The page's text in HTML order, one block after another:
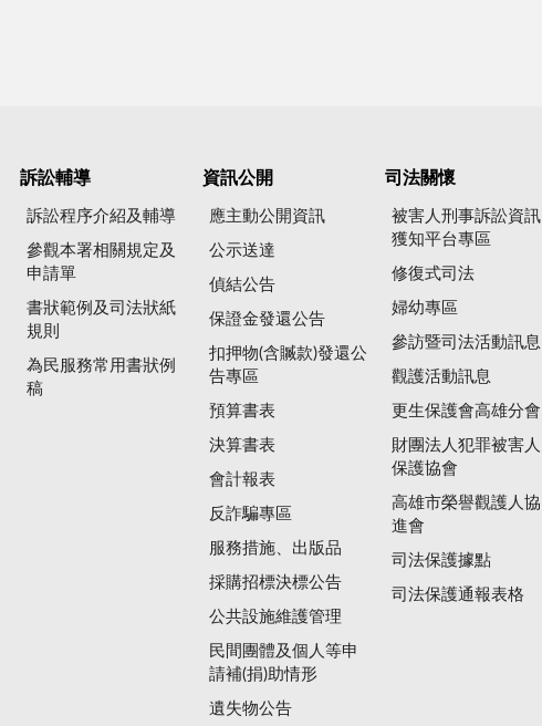
訴訟輔導
訴訟程序介紹及輔導
參觀本署相關規定及
申請單
書狀範例及司法狀紙
規則
為民服務常用書狀例
稿
資訊公開
應主動公開資訊
公示送達
偵結公告
保證金發還公告
扣押物(含贓款)發還公
告專區
預算書表
決算書表
會計報表
反詐騙專區
服務措施、出版品
採購招標決標公告
公共設施維護管理
民間團體及個人等申
請補(捐)助情形
遺失物公告
司法關懷
被害人刑事訴訟資訊
獲知平台專區
修復式司法
婦幼專區
參訪暨司法活動訊息
觀護活動訊息
更生保護會高雄分會
財團法人犯罪被害人
保護協會
高雄市榮譽觀護人協
進會
司法保護據點
司法保護通報表格